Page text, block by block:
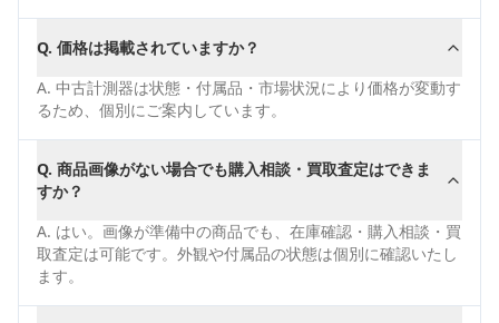
Q. 価格は掲載されていますか？
A. 中古計測器は状態・付属品・市場状況により価格が変動す
るため、個別にご案内しています。
Q. 商品画像がない場合でも購入相談・買取査定はできま
すか？
A. はい。画像が準備中の商品でも、在庫確認・購入相談・買
取査定は可能です。外観や付属品の状態は個別に確認いたし
ます。